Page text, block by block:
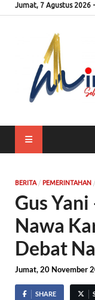
Jumat, 7 Agustus 2026
BERITA/ PEMERINTAHAN /
Gus
Nawa
Debat
Jumat, 20 November
SHARE